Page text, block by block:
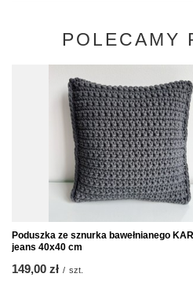
POLECAMY
Poduszka ze sznurka bawełnianego
jeans 40x40 cm
149,00 zł / szt.